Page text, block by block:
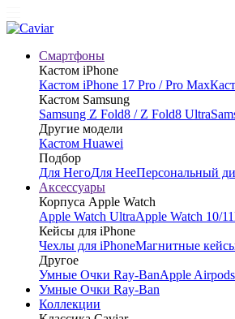
Смартфоны
Кастом iPhone
Кастом iPhone 17 Pro / Pro Max
Кастом Samsung
Samsung Z Fold8 / Z Fold8 Ultra
Другие модели
Кастом Huawei
Подбор
Для НегоДля НееПерсональный
Аксессуары
Корпуса Apple Watch
Apple Watch UltraApple Watch 10/11
Кейсы для iPhone
Чехлы для iPhoneМагнитные
Другое
Умные Очки Ray-BanApple Airpods
Умные Очки Ray-Ban
Коллекции